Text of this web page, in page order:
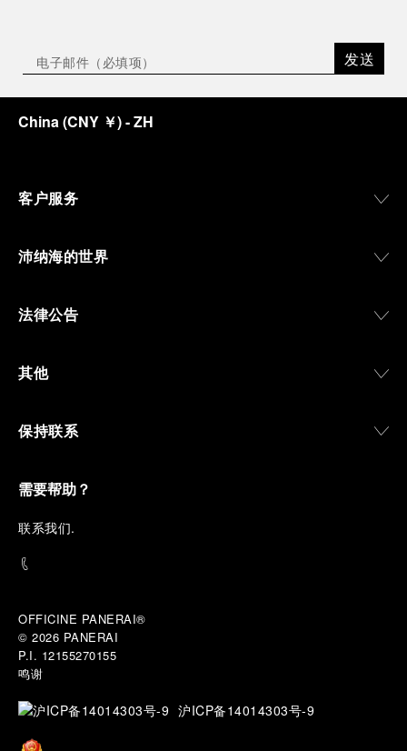
发送
China(CNY ￥)- ZH
客户服务
沛纳海的世界
法律公告
其他
保持联系
需要帮助？
联系我们.
OFFICINE PANERAI®
© 2026 PANERAI
P.I. 12155270155
鸣谢
沪ICP备14014303号-9